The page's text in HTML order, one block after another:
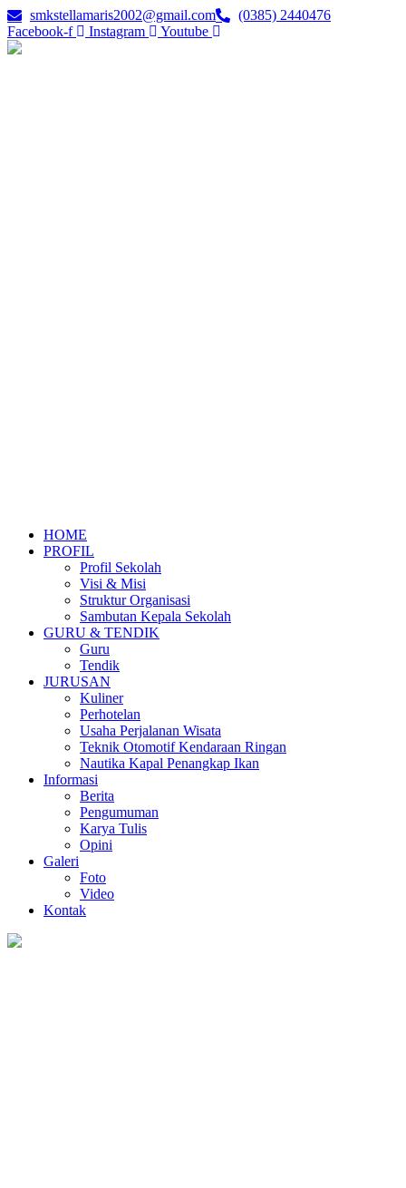
Lewati
ke
konten
smkstellamaris2002@gmail.com
(0385) 2440476
Facebook-f
Instagram Youtube
HOME
PROFIL
Profil Sekolah
Visi & Misi
Struktur Organisasi
Sambutan Kepala Sekolah
GURU & TENDIK
Guru
Tendik
JURUSAN
Kuliner
Perhotelan
Usaha Perjalanan Wisata
Teknik Otomotif Kendaraan Ringan
Nautika Kapal Penangkap Ikan
Informasi
Berita
Pengumuman
Karya Tulis
Opini
Galeri
Foto
Video
Kontak